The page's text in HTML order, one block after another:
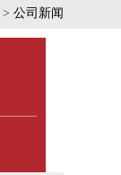
> 公司新闻